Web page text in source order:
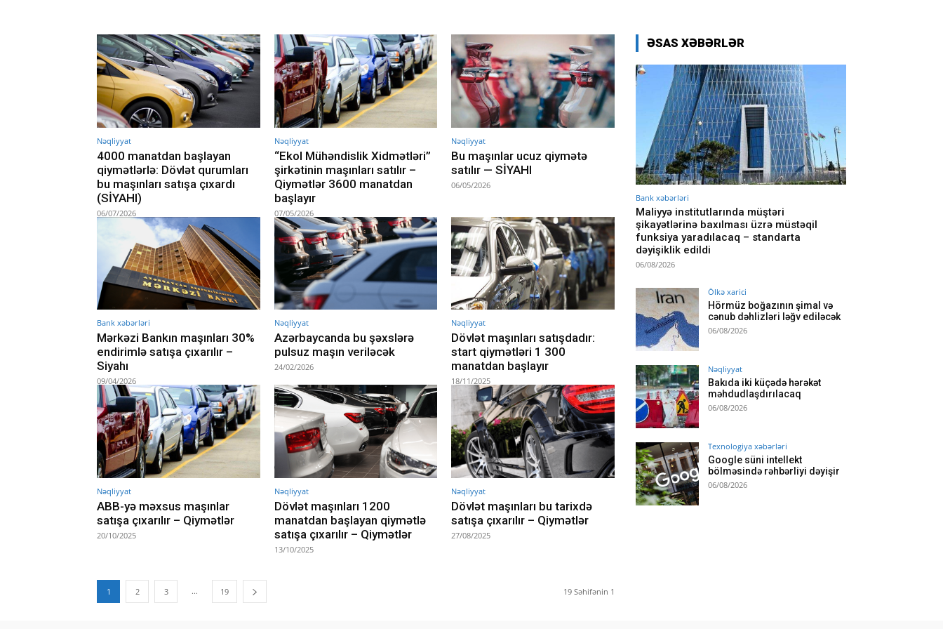
Nəqliyyat
4000 manatdan başlayan
qiymətlərlə: Dövlət qurumları
bu maşınları satışa çıxardı
(SİYAHI)
06/07/2026
Nəqliyyat
“Ekol Mühəndislik Xidmətləri”
şirkətinin maşınları satılır –
Qiymətlər 3600 manatdan
başlayır
07/05/2026
Nəqliyyat
Bu maşınlar ucuz qiymətə
satılır — SİYAHI
06/05/2026
Bank xəbərləri
Mərkəzi Bankın maşınları 30%
endirimlə satışa çıxarılır –
Siyahı
09/04/2026
Nəqliyyat
Azərbaycanda bu şəxslərə
pulsuz maşın veriləcək
24/02/2026
Nəqliyyat
Dövlət maşınları satışdadır:
start qiymətləri 1 300
manatdan başlayır
18/11/2025
Nəqliyyat
ABB-yə məxsus maşınlar
satışa çıxarılır – Qiymətlər
20/10/2025
Nəqliyyat
Dövlət maşınları 1200
manatdan başlayan qiymətlə
satışa çıxarılır – Qiymətlər
13/10/2025
Nəqliyyat
Dövlət maşınları bu tarixdə
satışa çıxarılır – Qiymətlər
27/08/2025
1 2 3 ... 19 19 Səhifənin 1
ƏSAS XƏBƏRLƏR
Bank xəbərləri
Maliyyə institutlarında müştəri
şikayətlərinə baxılması üzrə müstəqil
funksiya yaradılacaq – standarta
dəyişiklik edildi
06/08/2026
Ölkə xarici
Hörmüz boğazının şimal və
cənub dəhlizləri ləğv ediləcək
06/08/2026
Nəqliyyat
Bakıda iki küçədə hərəkət
məhdudlaşdırılacaq
06/08/2026
Texnologiya xəbərləri
Google süni intellekt
bölməsində rəhbərliyi dəyişir
06/08/2026